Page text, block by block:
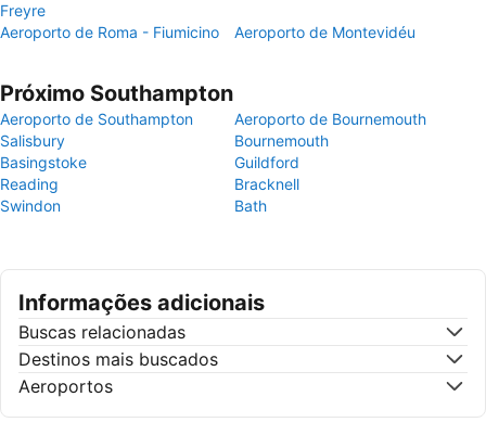
Freyre
Aeroporto de Roma - Fiumicino Aeroporto de Montevidéu
Próximo Southampton
Aeroporto de Southampton
Aeroporto de Bournemouth
Salisbury
Bournemouth
Basingstoke
Guildford
Reading
Bracknell
Swindon
Bath
Informações adicionais
Buscas relacionadas
Destinos mais buscados
Aeroportos